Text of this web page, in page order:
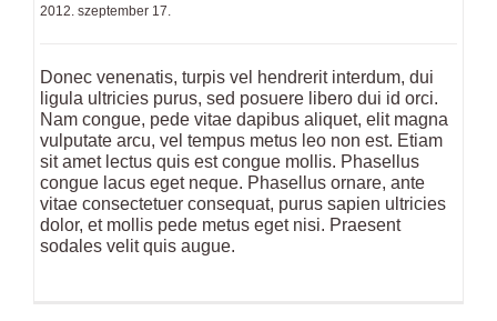
2012. szeptember 17.
Donec venenatis, turpis vel hendrerit interdum, dui
ligula ultricies purus, sed posuere libero dui id orci.
Nam congue, pede vitae dapibus aliquet, elit magna
vulputate arcu, vel tempus metus leo non est. Etiam
sit amet lectus quis est congue mollis. Phasellus
congue lacus eget neque. Phasellus ornare, ante
vitae consectetuer consequat, purus sapien ultricies
dolor, et mollis pede metus eget nisi. Praesent
sodales velit quis augue.